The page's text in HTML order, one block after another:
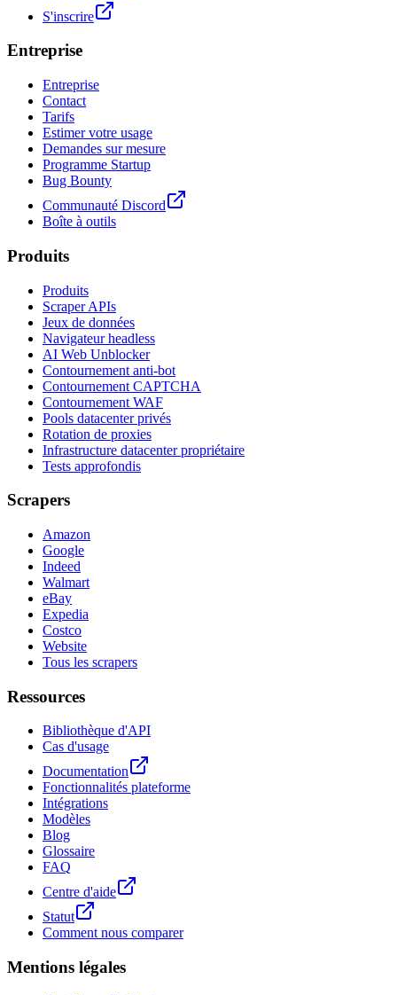
S'inscrire
Entreprise
Entreprise
Contact
Tarifs
Estimer votre usage
Demandes sur mesure
Programme Startup
Bug Bounty
Communauté Discord
Boîte à outils
Produits
Produits
Scraper APIs
Jeux de données
Navigateur headless
AI Web Unblocker
Contournement anti-bot
Contournement CAPTCHA
Contournement WAF
Pools datacenter privés
Rotation de proxies
Infrastructure datacenter propriétaire
Tests approfondis
Scrapers
Amazon
Google
Indeed
Walmart
eBay
Expedia
Costco
Website
Tous les scrapers
Ressources
Bibliothèque d'API
Cas d'usage
Documentation
Fonctionnalités plateforme
Intégrations
Modèles
Blog
Glossaire
FAQ
Centre d'aide
Statut
Comment nous comparer
Mentions légales